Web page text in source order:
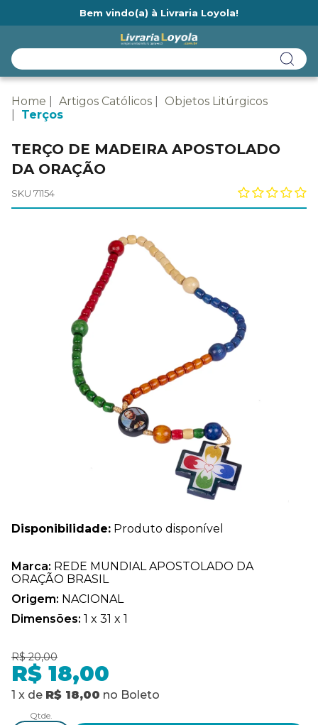
Bem vindo(a) à Livraria Loyola!
Home Artigos Católicos
Objetos Litúrgicos
Terços
TERÇO DE MADEIRA APOSTOLADO
DA ORAÇÃO
SKU 71154
Disponibilidade: Produto disponível
Marca: REDE MUNDIAL APOSTOLADO DA
ORAÇÃO BRASIL
Origem: NACIONAL
Dimensões: 1 x 31 x 1
R$ 20,00
R$ 18,00
1 x de R$ 18,00 no Boleto
Qtde.